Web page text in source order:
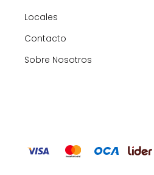
Locales
Contacto
Sobre Nosotros